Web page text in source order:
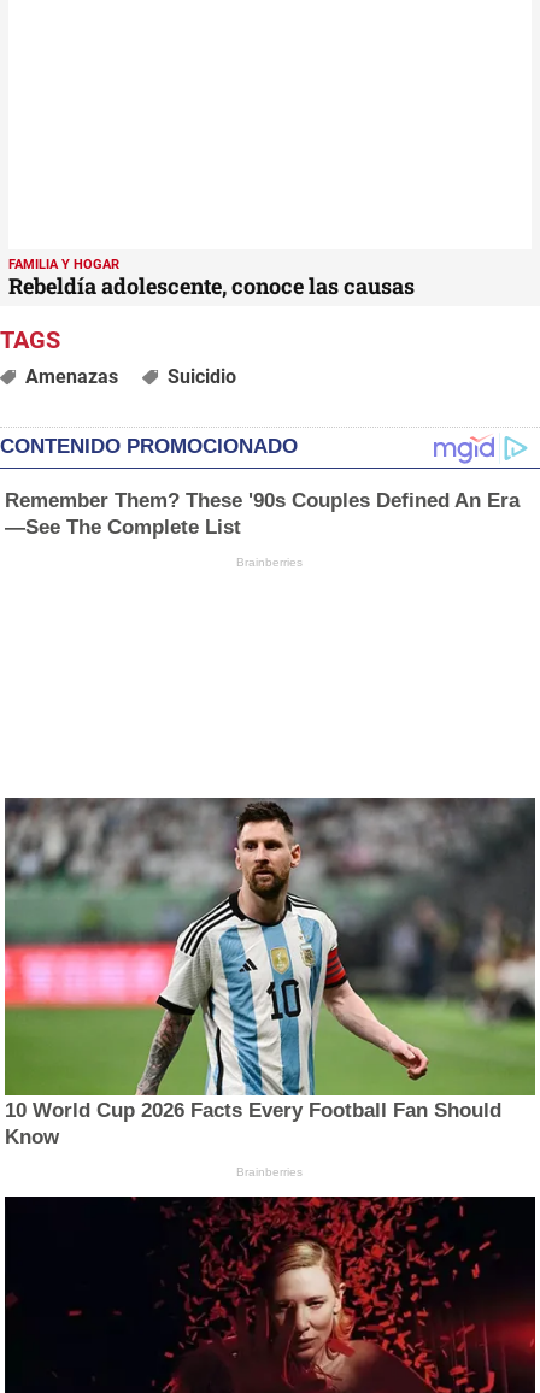
FAMILIA Y HOGAR
Rebeldía adolescente, conoce las causas
Amenazas Suicidio
CONTENIDO PROMOCIONADO
Remember Them? These '90s Couples Defined An Era
—See The Complete List
Brainberries
10 World Cup 2026 Facts Every Football Fan Should
Know
Brainberries